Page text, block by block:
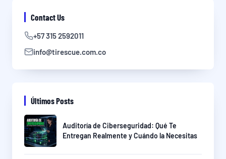
Contact Us
+57 315 2592011
info@tirescue.com.co
Últimos Posts
Auditoría de Ciberseguridad: Qué Te
Entregan Realmente y Cuándo la Necesitas